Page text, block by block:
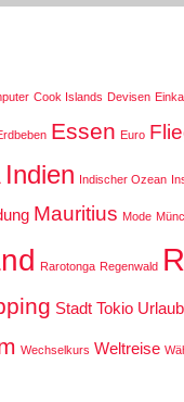
Cook Islands Devisen
Essen Euro
Indien Indischer Ozean
Mauritius Mode
Rarotonga Regenwald
Stadt Tokio Urlaub
Wechselkurs Weltreise